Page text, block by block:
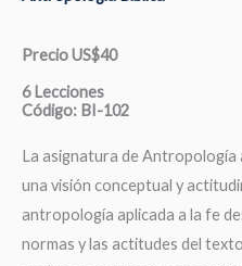
Precio US$40
6 Lecciones
Código: BI-102
La asignatura de Antropología
una visión conceptual y
antropología aplicada a la fe
normas y las actitudes del